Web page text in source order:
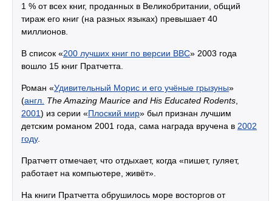
1 % от всех книг, проданных в Великобритании, общий
тираж его книг (на разных языках) превышает 40
миллионов.
В список «200 лучших книг по версии BBC» 2003 года
вошло 15 книг Пратчетта.
Роман «Удивительный Морис и его учёные грызуны»
(англ. The Amazing Maurice and His Educated Rodents,
2001) из серии «Плоский мир» был признан лучшим
детским романом 2001 года, сама награда вручена в 2002
году.
Пратчетт отмечает, что отдыхает, когда «пишет, гуляет,
работает на компьютере, живёт».
На книги Пратчетта обрушилось море восторгов от